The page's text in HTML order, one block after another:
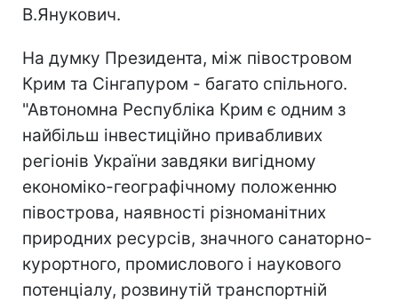
В.Янукович.
На думку Президента, між півостровом
Крим та Сінгапуром - багато спільного.
"Автономна Республіка Крим є одним з
найбільш інвестиційно привабливих
регіонів України завдяки вигідному
економіко-географічному положенню
півострова, наявності різноманітних
природних ресурсів, значного санаторно-
курортного, промислового і наукового
потенціалу, розвинутій транспортній